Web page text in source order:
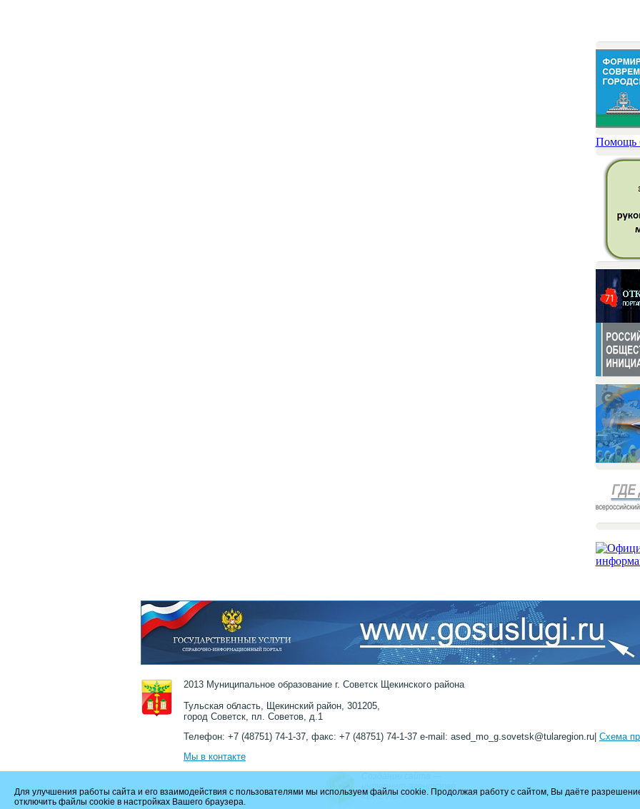
Помощь
2013 Муниципальное образование г. Советск Щекинского района
Тульская область, Щекинский район, 301205,
город Советск, пл. Советов, д.1
Телефон: +7 (48751) 74-1-37, факс: +7 (48751) 74-1-37 e-mail: ased_mo_g.sovetsk@tularegion.ru| Схема
Мы в контакте
Для улучшения работы сайта и его взаимодействия с пользователями мы используем файлы cookie. Продолжая работу с сайтом, Вы даёте
отключить файлы cookie в настройках Вашего браузера.
интернет-агентство
«BREVIS»